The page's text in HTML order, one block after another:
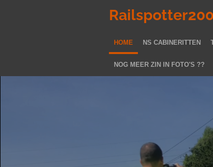
HOME NS CABINERITTEN
NOG MEER ZIN IN FOTO'S ??